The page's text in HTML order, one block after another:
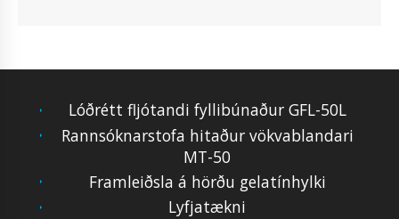
Lóðrétt fljótandi fyllibúnaður GFL-50L
Rannsóknarstofa hitaður vökvablandari
MT-50
Framleiðsla á hörðu gelatínhylki
Lyfjatækni